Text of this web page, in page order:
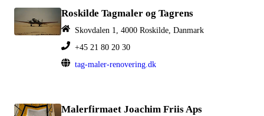
Roskilde Tagmaler og Tagrens
Skovdalen 1, 4000 Roskilde, Danmark
+45 21 80 20 30
tag-maler-renovering.dk
Malerfirmaet Joachim Friis Aps